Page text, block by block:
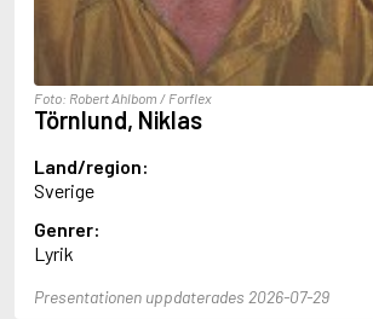
Acker, Kathy
Ackroyd, Peter
Adam de la Halle
Adamov, Arthur
Adams, Douglas
Adams, Herbert
Adams, Jane
Adams, Richard
Adbåge, Emma
Adbåge, Lisen
Adelborg, Ottilia
Adiga, Aravind
Foto: Robert Ahlbom / Forflex
Törnlund, Niklas
Land/region:
Sverige
Genrer:
Lyrik
Presentationen uppdaterades 2026-07-29